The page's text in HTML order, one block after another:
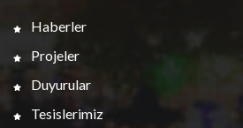
Haberler
Projeler
Duyurular
Tesislerimiz